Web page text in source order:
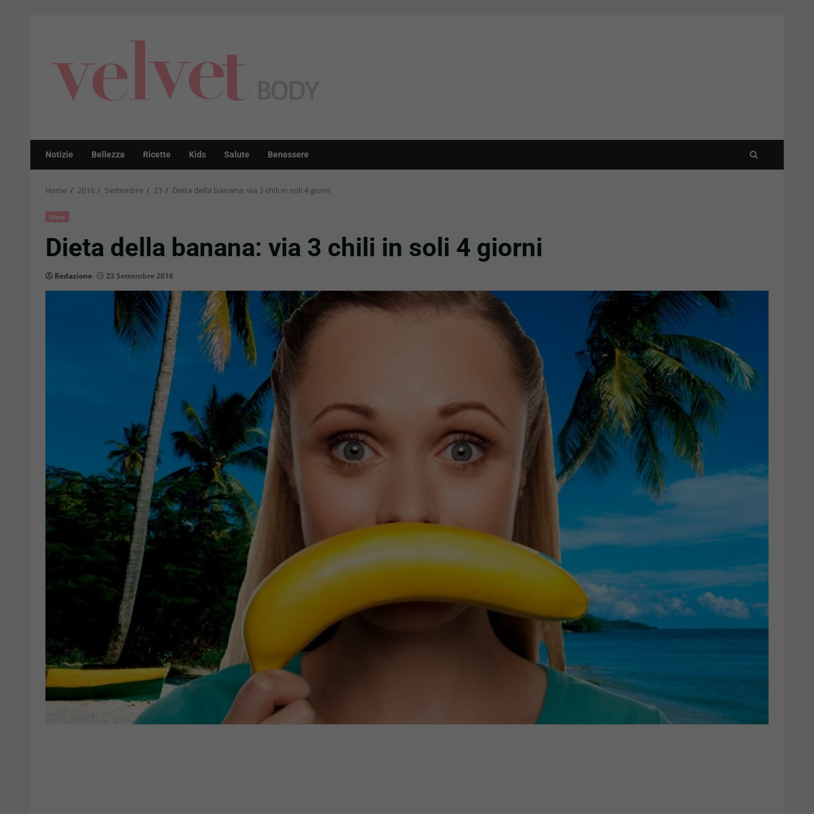
Notizie Bellezza Ricette Kids Salute Benessere
Home 2016 Settembre 23 Dieta della banana: via 3 chili in soli 4 giorni
Diete
Dieta della banana: via 3 chili in soli 4 giorni
Redazione 23 Settembre 2016